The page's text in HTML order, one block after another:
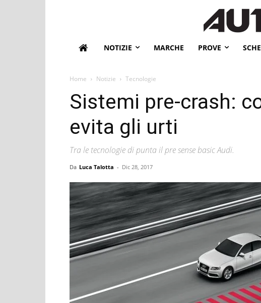
NOTIZIE MARCHE PROVE
Home Notizie Tecnologie
Sistemi pre-crash:
evita gli urti
Tra le tecnologie di punta il pre sense basic Audi.
Da Luca Talotta - Dic 28, 2017